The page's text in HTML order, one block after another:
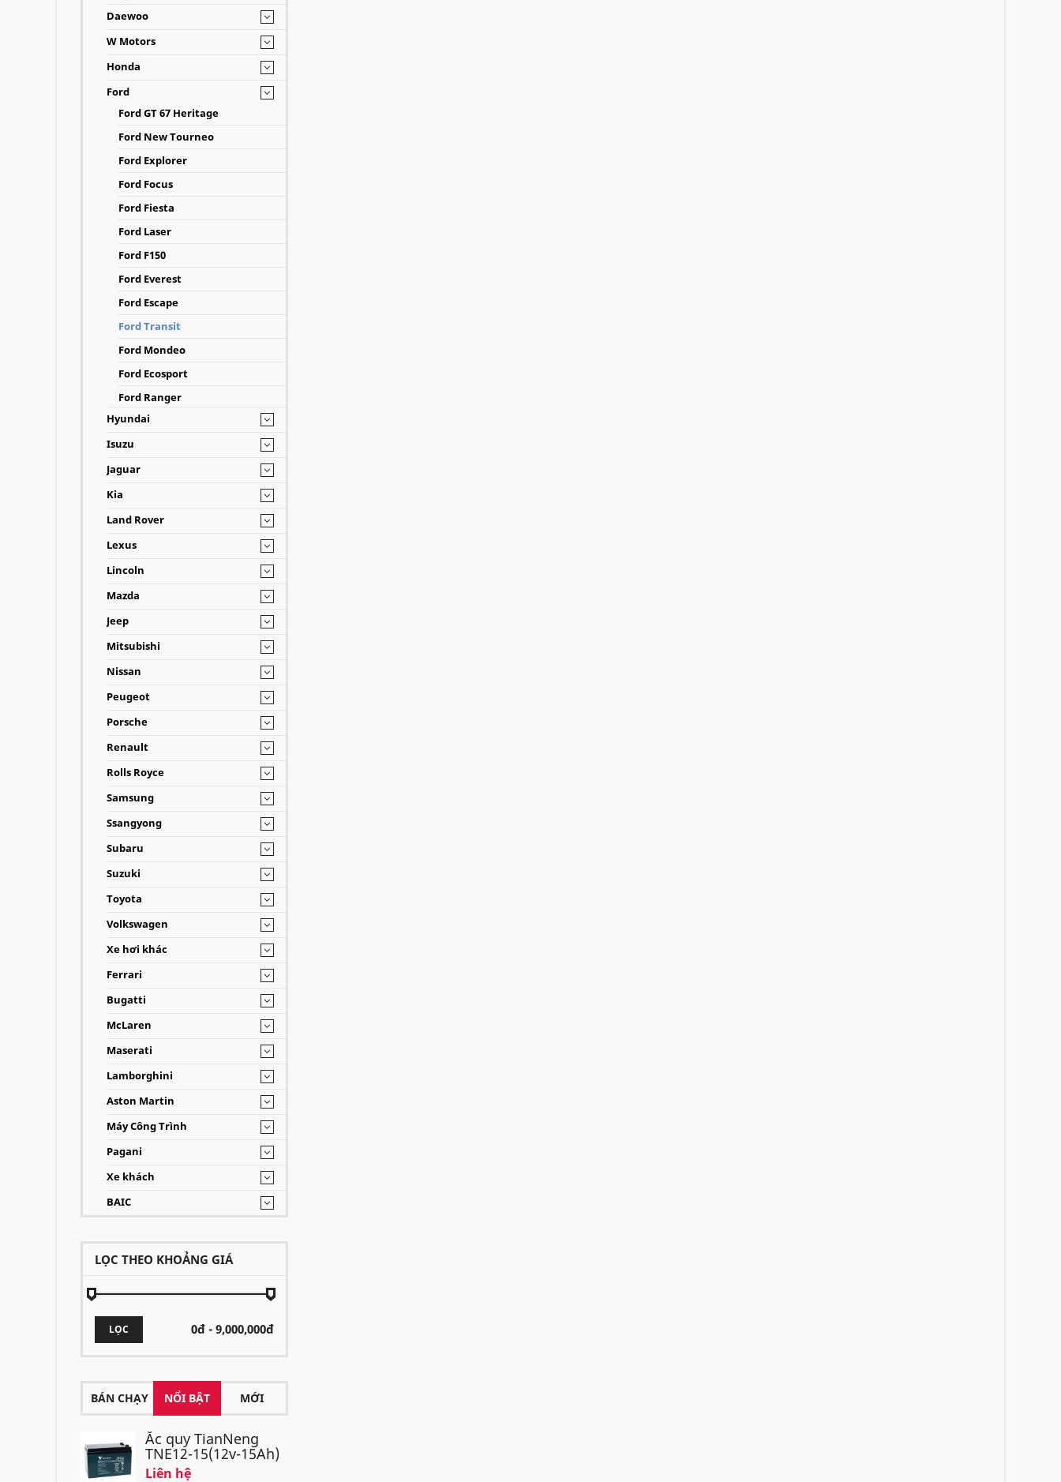
Daewoo
W Motors
Honda
Ford
Ford GT 67 Heritage
Ford New Tourneo
Ford Explorer
Ford Focus
Ford Fiesta
Ford Laser
Ford F150
Ford Everest
Ford Escape
Ford Transit
Ford Mondeo
Ford Ecosport
Ford Ranger
Hyundai
Isuzu
Jaguar
Kia
Land Rover
Lexus
Lincoln
Mazda
Jeep
Mitsubishi
Nissan
Peugeot
Porsche
Renault
Rolls Royce
Samsung
Ssangyong
Subaru
Suzuki
Toyota
Volkswagen
Xe hơi khác
Ferrari
Bugatti
McLaren
Maserati
Lamborghini
Aston Martin
Máy Công Trình
Pagani
Xe khách
BAIC
LỌC THEO KHOẢNG GIÁ
LỌC
BÁN CHẠY NỔI BẬT MỚI
Ắc quy TianNeng
TNE12-15(12v-15Ah)
Liên hệ